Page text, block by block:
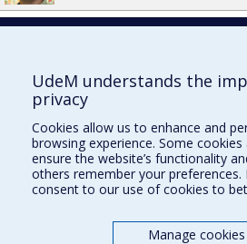
LEHMANN Alexandre
LEPORE Franco
LIPPÉ Sarah
UdeM understands the
privacy
Cookies allow us to enhance and
browsing experience. Some
ensure the website’s functionality
others remember your preferences.
consent to our use of cookies to
Manage cookies